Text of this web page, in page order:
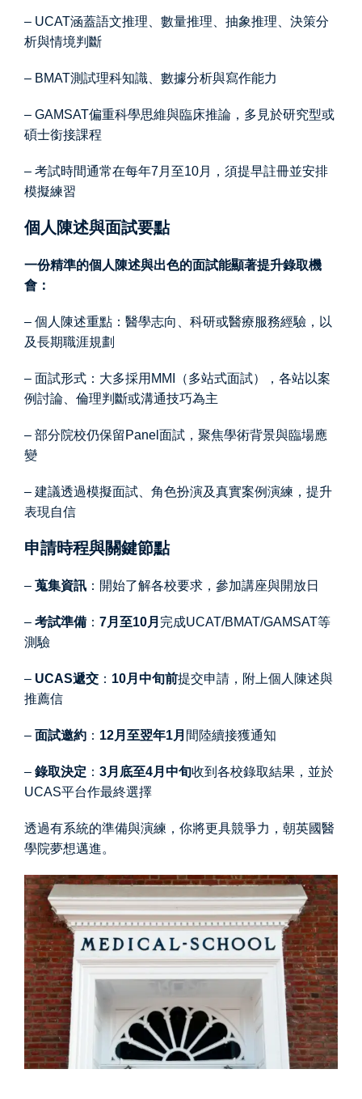
– UCAT涵蓋語文推理、數量推理、抽象推理、決策分
析與情境判斷
– BMAT測試理科知識、數據分析與寫作能力
– GAMSAT偏重科學思維與臨床推論，多見於研究型或
碩士銜接課程
– 考試時間通常在每年7月至10月，須提早註冊並安排
模擬練習
個人陳述與面試要點
一份精準的個人陳述與出色的面試能顯著提升錄取機
會：
– 個人陳述重點：醫學志向、科研或醫療服務經驗，以
及長期職涯規劃
– 面試形式：大多採用MMI（多站式面試），各站以案
例討論、倫理判斷或溝通技巧為主
– 部分院校仍保留Panel面試，聚焦學術背景與臨場應
變
– 建議透過模擬面試、角色扮演及真實案例演練，提升
表現自信
申請時程與關鍵節點
– 蒐集資訊 ：開始了解各校要求，參加講座與開放日
– 考試準備 ： 7月至10月 完成UCAT/BMAT/GAMSAT等
測驗
– UCAS遞交 ： 10月中旬前提交申請，附上個人陳述與
推薦信
– 面試邀約 ： 12月至翌年1月 間陸續接獲通知
– 錄取決定 ： 3月底至4月中旬收到各校錄取結果，並於
UCAS平台作最終選擇
透過有系統的準備與演練，你將更具競爭力，朝英國醫
學院夢想邁進。